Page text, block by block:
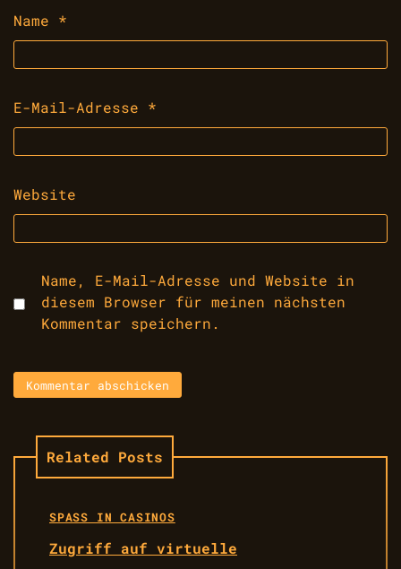
Name *
E-Mail-Adresse *
Website
Name, E-Mail-Adresse und Website in
diesem Browser für meinen nächsten
Kommentar speichern.
Related Posts
SPASS IN CASINOS
Zugriff auf virtuelle